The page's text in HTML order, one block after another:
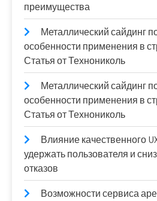
преимущества
Металлический сайдинг
особенности применения в
Статья от Технониколь
Металлический сайдинг
особенности применения в
Статья от Технониколь
Влияние качественного
удержать пользователя и
отказов
Возможности сервиса